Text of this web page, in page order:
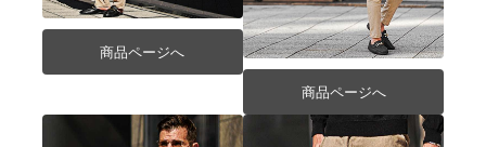
商品ページへ
商品ページへ